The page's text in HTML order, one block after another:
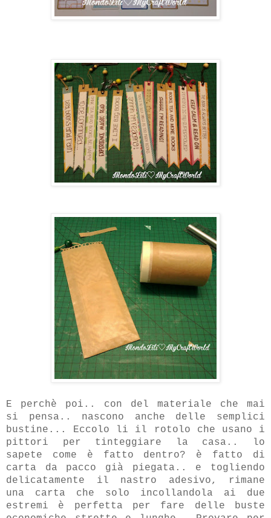
E perchè poi.. con del materiale che mai
si pensa.. nascono anche delle semplici
bustine... Eccolo li il rotolo che usano i
pittori per tinteggiare la casa.. lo
sapete come è fatto dentro? è fatto di
carta da pacco già piegata.. e togliendo
delicatamente il nastro adesivo, rimane
una carta che solo incollandola ai due
estremi è perfetta per fare delle buste